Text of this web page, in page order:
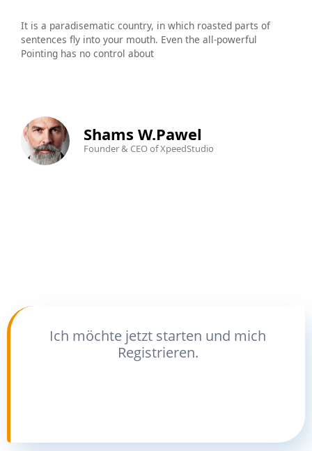
It is a paradisematic country, in which roasted parts of
sentences fly into your mouth. Even the all-powerful
Pointing has no control about
Shams W.Pawel
Founder & CEO of XpeedStudio
Ich möchte jetzt starten und mich
Registrieren.